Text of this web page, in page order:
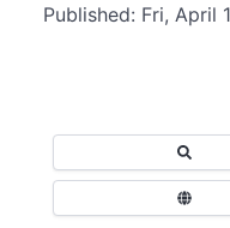
Published: Fri, April